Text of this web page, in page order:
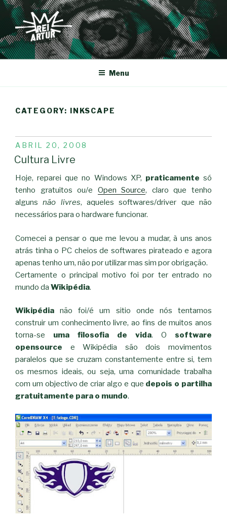
Saltar
para
conteúdo
REI-ARTUR
Menu
CATEGORY: INKSCAPE
PUBLICADO
EM
ABRIL 20, 2008
Cultura Livre
Hoje, reparei que no Windows XP, praticamente só
tenho gratuitos ou/e Open Source, claro que tenho
algunsnão livres, aqueles softwares/driver que não
necessários para o hardware funcionar.
Comecei a pensar o que me levou a mudar, à uns anos
atrás tinha o PC cheios de softwares pirateado e agora
apenas tenho um, não por utilizar mas sim por obrigação.
Certamente o principal motivo foi por ter entrado no
mundo da Wikipédia.
Wikipédia não foi/é um sitio onde nós tentamos
construir um conhecimento livre, ao fins de muitos anos
torna-se uma filosofia de vida. O software
opensource e Wikipédia são dois movimentos
paralelos que se cruzam constantemente entre si, tem
os mesmos ideais, ou seja, uma comunidade trabalha
com um objectivo de criar algo e que depois o partilha
gratuitamente para o mundo.